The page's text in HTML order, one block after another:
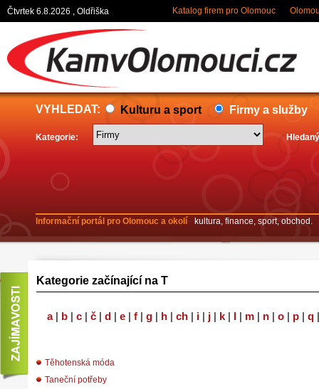
Čtvrtek 6.8.2026 , Oldřiška Katalog firem pro Olomouc
VYHLEDAT: Kulturu a sport Firmy a služby
Kategorie:
Informační portál pro Olomouc a okolí - kultura, finance, sport, obchod.
Kategorie začínající na T
a | b | c | č | d | e | f | g | h | ch | i | j | k | l | m | n | o | p | q
Těhotenská móda
Taneční potřeby